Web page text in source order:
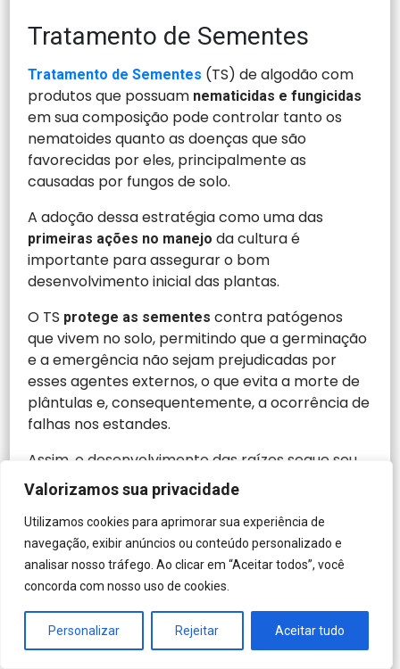
Valorizamos sua privacidade
Utilizamos cookies para aprimorar sua experiência de
navegação, exibir anúncios ou conteúdo personalizado e
analisar nosso tráfego. Ao clicar em “Aceitar todos”, você
concorda com nosso uso de cookies.
Personalizar Rejeitar Aceitar tudo
Tratamento de Sementes
Tratamento de Sementes (TS) de algodão com
produtos que possuam nematicidas e fungicidas
em sua composição pode controlar tanto os
nematoides quanto as doenças que são
favorecidas por eles, principalmente as
causadas por fungos de solo.
A adoção dessa estratégia como uma das
primeiras ações no manejo da cultura é
importante para assegurar o bom
desenvolvimento inicial das plantas.
O TS protege as sementes contra patógenos
que vivem no solo, permitindo que a germinação
e a emergência não sejam prejudicadas por
esses agentes externos, o que evita a morte de
plântulas e, consequentemente, a ocorrência de
falhas nos estandes.
Assim, o desenvolvimento das raízes segue seu
curso, livre dos ataques de nematoides
Com umsistema radicular fortalecido, o
algodoeiro não tem dificuldades para absorver
água e nutrientes e o bom desenvolvimento da
parte aérea durante o ciclo vegetativo resulta
reprodutiva.